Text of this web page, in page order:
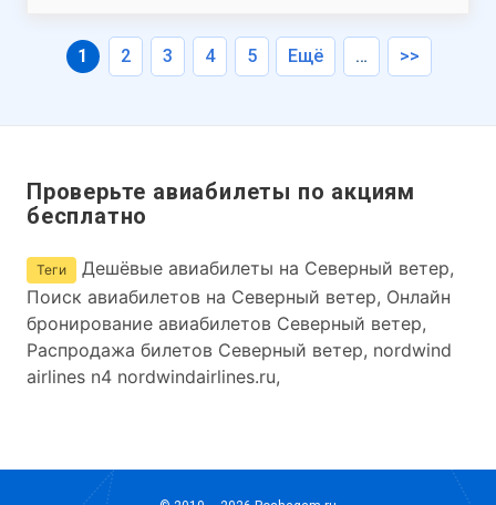
1 2 3 4 5 Ещё … >>
Проверьте авиабилеты по акциям
бесплатно
Теги
Дешёвые авиабилеты на Северный ветер,
Поиск авиабилетов на Северный ветер, Онлайн
бронирование авиабилетов Северный ветер,
Распродажа билетов Северный ветер, nordwind
airlines n4 nordwindairlines.ru,